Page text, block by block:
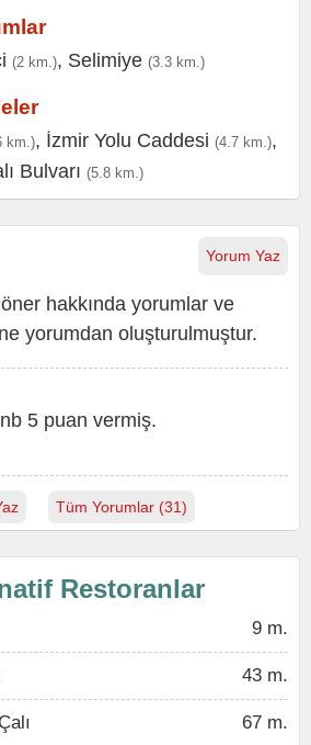
(2 km.), Selimiye (3.3 km.)
km.), İzmir Yolu Caddesi (4.7 km.),
Bulvarı (5.8 km.)
Yorum Yaz
hakkında yorumlar ve
yorumdan oluşturulmuştur.
5 puan vermiş.
Tüm Yorumlar (31)
Restoranlar
9 m.
43 m.
67 m.